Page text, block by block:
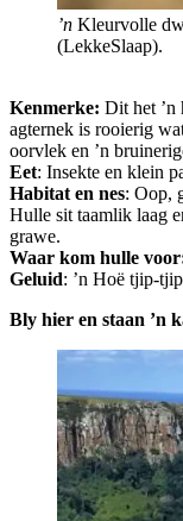
’n Kleurvolle
(LekkeSlaap).
Kenmerke: Dit het ’n
agternek is rooierig
oorvlek en ’n
Eet: Insekte en klein
Habitat en nes: Oop,
Hulle sit taamlik laag
grawe.
Waar kom hulle
Geluid: ’n Hoë tjip-
Bly hier en staan ’n